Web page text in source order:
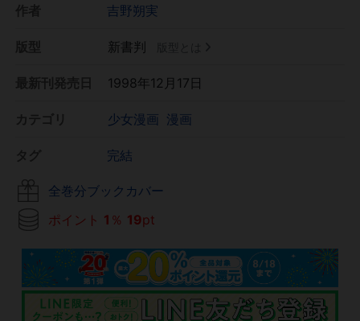
吉野朔実
新書判
1998年12月17日
少女漫画 漫画
完結
全巻分ブックカバー
ポイント 1 ％ 19pt